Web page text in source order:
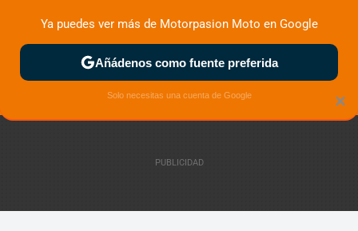
ZONA DE PRUEBAS DEPORTIVAS MOTOS ELÉCTRICAS
×
Ya puedes ver más de Motorpasion Moto en Google
Añádenos como fuente preferida
Solo necesitas una cuenta de Google